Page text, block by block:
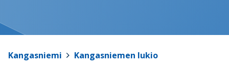
Kangasniemi Kangasniemen lukio